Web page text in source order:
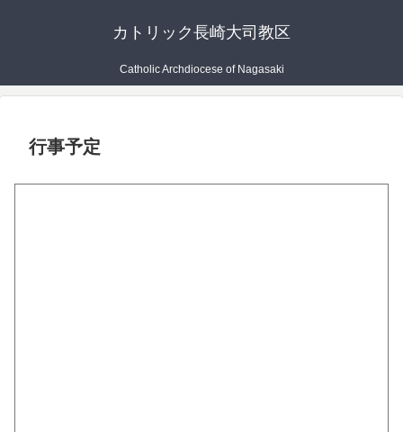
カトリック長崎大司教区
Catholic Archdiocese of Nagasaki
行事予定